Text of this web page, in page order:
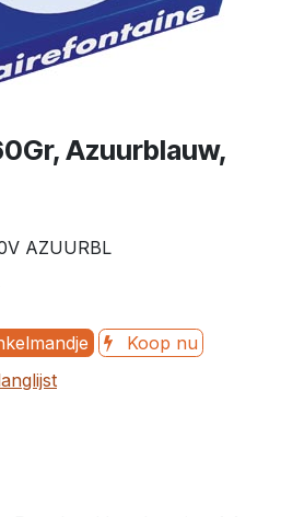
Azuurblauw,
AZUURBL
Koop nu